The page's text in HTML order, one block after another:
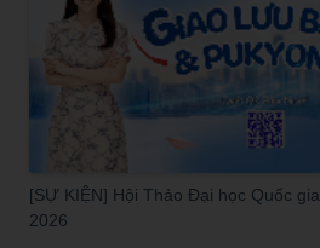
[SỰ KIỆN] Hội Thảo Đại học Quốc
2026